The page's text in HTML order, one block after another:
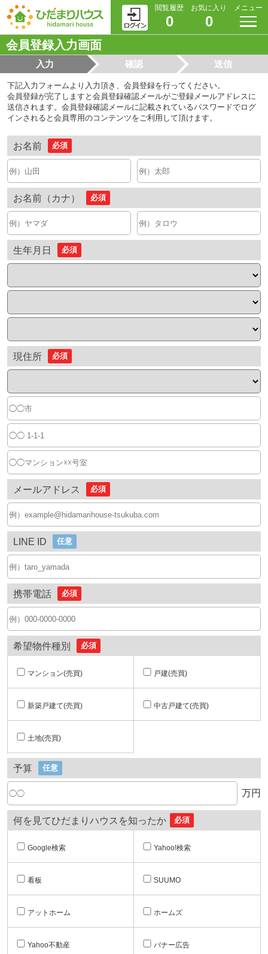
閲覧履歴
0
お気に入り
0
メニュー
会員登録入力画面
入力 確認 送信
下記入力フォームより入力頂き、会員登録を行ってください。
会員登録が完了しますと会員登録確認メールがご登録メールアドレスに
送信されます。会員登録確認メールに記載されているパスワードでログ
インされると会員専用のコンテンツをご利用して頂けます。
お名前 必須
お名前（カナ） 必須
生年月日 必須
現住所 必須
メールアドレス 必須
LINE ID 任意
携帯電話 必須
希望物件種別 必須
マンション(売買) 戸建(売買)
新築戸建て(売買) 中古戸建て(売買)
土地(売買)
予算 任意
万円
何を見てひだまりハウスを知ったか 必須
Google検索 Yahoo!検索
看板 SUUMO
アットホーム ホームズ
Yahoo不動産 バナー広告